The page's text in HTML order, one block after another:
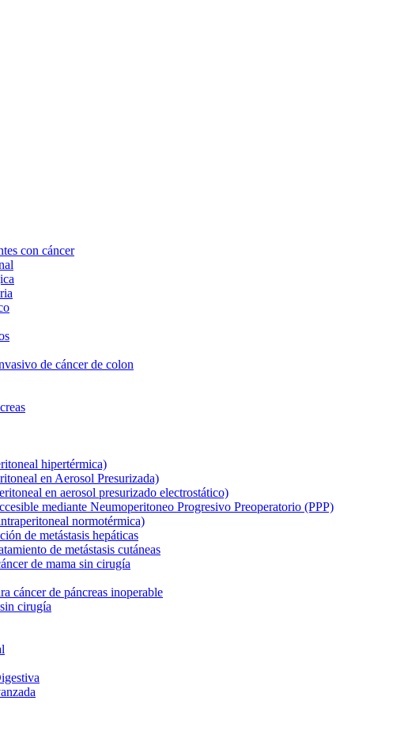
con cáncer
de cáncer de colon
hipertérmica)
en Aerosol Presurizada)
en aerosol presurizado electrostático)
mediante Neumoperitoneo Progresivo Preoperatorio (PPP)
normotérmica)
de metástasis hepáticas
de metástasis cutáneas
de mama sin cirugía
cáncer de páncreas inoperable
cirugía